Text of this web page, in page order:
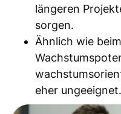
längeren
sorgen.
Ähnlich wie
eher ungeeignet.